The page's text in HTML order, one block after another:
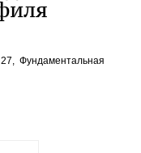
Фундаментальная